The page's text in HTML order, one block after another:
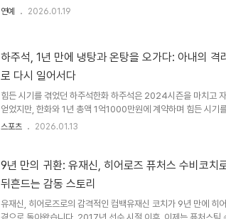
사 빅히트 뮤직은 1월 19일, 컴백 기념 공연과 관련하여 광화문광
광화문광장 공연, 성사될 수 있을까?빅히트 뮤직 측은 광화문광
재 논의 중이며 장소와 일정 등에 대해 최종 결정되면 공식 안내 예
연예 2026.01.19
하주석, 1년 만에 냉탕과 온탕을 오가다: 아내의 격
로 다시 일어서다
힘든 시기를 겪었던 하주석한화 하주석은 2024시즌을 마치고
얻었지만, 한화와 1년 총액 1억1000만원에 계약하며 힘든 시기
부진과 논란이 영향을 미쳤다. 스프링캠프는 2군에서 시작했고,
람이 아닌데, 지금 야구를 그만두면 그런 선수로 기억되고 만다.
여주고 나중에 은퇴를 해도 되지 않겠느냐’라고 말하며 용기를 북
석은 퓨처스 스프링캠프에서부터 자신이 할 수 있는 것에 집중하
스포츠 2026.01.13
9년 만의 귀환: 유재신, 히어로즈 퓨처스 수비코치
뒤흔드는 감동 스토리
유재신, 히어로즈로의 감격적인 컴백유재신 코치가 9년 만에 히